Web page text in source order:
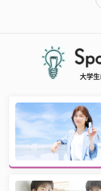
大学生